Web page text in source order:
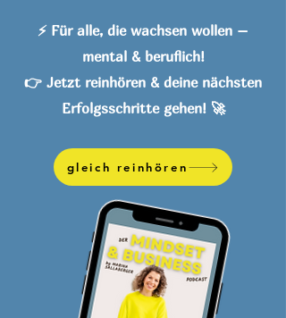
⚡ Für alle, die wachsen wollen –
mental & beruflich!
👉 Jetzt reinhören & deine nächsten
Erfolgsschritte gehen! 🚀
gleich reinhören